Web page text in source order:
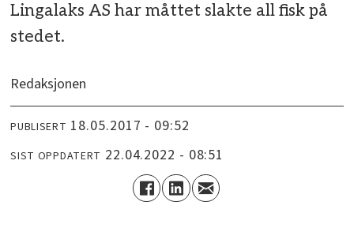
Lingalaks AS har måttet slakte all fisk på
stedet.
Redaksjonen
PUBLISERT 18.05.2017 - 09:52
SIST OPPDATERT 22.04.2022 - 08:51